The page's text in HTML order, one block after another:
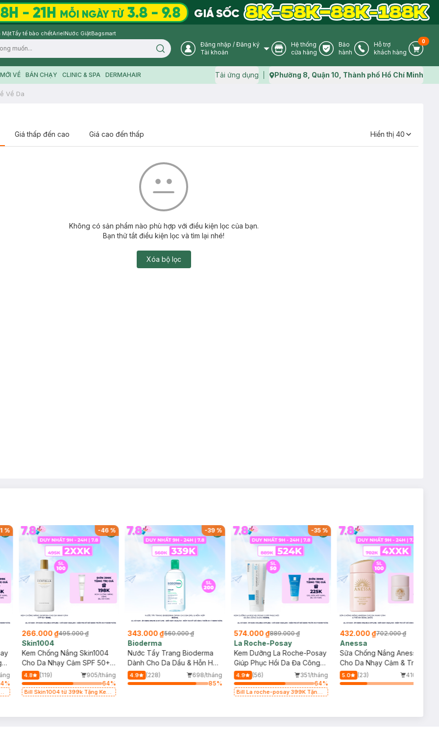
MặtTẩy tế bào chếtArielNước GiặtBagsmart
Search icon User Icon
Đăng nhập / Đăng ký
Tài khoản
Store Icon
Hệ thống
cửa hàng
Warranty Icon
Bảo
hành
Phone Icon
Hỗ trợ
khách hàng
Cart
0
VỀ BÁN CHẠY CLINIC & SPA DERMAHAIR Tải ứng dụng Map icon
Phường 8, Quận 10, Thành phố Hồ Chí Minh
Về Da
Giá thấp đến cao Giá cao đến thấp Hiển thị 40
Không có sản phẩm nào phù hợp với điều kiện lọc của bạn.
Bạn thử tắt điều kiện lọc và tìm lại nhé!
Xóa bộ lọc
%
%
-46%
266.000 ₫495.000 ₫
Skin1004
Kem Chống Nắng Skin1004
Cho Da Nhạy Cảm SPF 50+
50ml
4.8 (119)
905/tháng
64%
Bill Skin1004 từ 399k Tặng Kem
-39%
343.000 ₫560.000 ₫
Bioderma
Nước Tẩy Trang Bioderma
Dành Cho Da Dầu & Hỗn Hợp
500ml
4.9 (228)
698/tháng
85%
-35%
574.000 ₫889.000 ₫
La Roche-Posay
Kem Dưỡng La Roche-Posay
Giúp Phục Hồi Da Đa Công
Dụng 100ml
4.9 (56)
351/tháng
64%
Bill La roche-posay 399K Tặng
432.000 ₫702.000 ₫
Anessa
Sữa Chống Nắng Anessa
Cho Da Nhạy Cảm & Trẻ Em
60ml (Mới)
5.0 (23)
410/tháng